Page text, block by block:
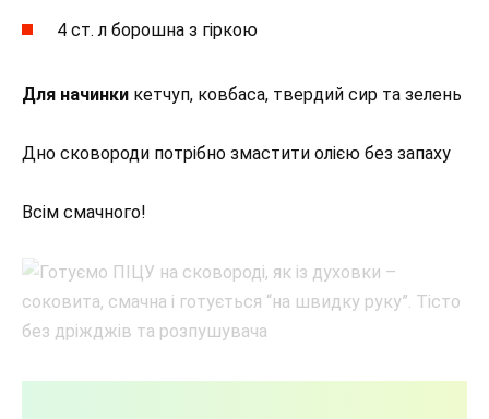
4 ст. л борошна з гіркою
Для начинки кетчуп, ковбаса, твердий сир та зелень
Дно сковороди потрібно змастити олією без запаху
Всім смачного!